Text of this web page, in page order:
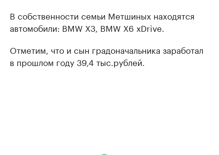
В собственности семьи Метшиных находятся
автомобили: BMW X3, BMW X6 xDrive.
Отметим, что и сын градоначальника заработал
в прошлом году 39,4 тыс.рублей.